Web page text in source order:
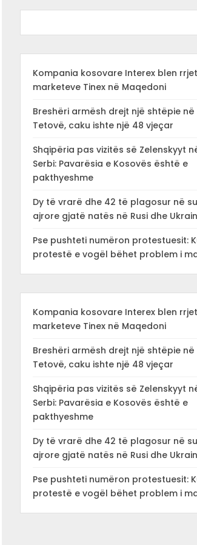
Kompania kosovare Interex blen
marketeve Tinex në Maqedoni
Breshëri armësh drejt një shtëpie në
Tetovë, caku ishte një 48 vjeçar
Shqipëria pas vizitës së Zelenskyyt
Serbi: Pavarësia e Kosovës është e
pakthyeshme
Dy të vrarë dhe 42 të plagosur në
ajrore gjatë natës në Rusi dhe
Pse pushteti numëron protestuesit:
protestë e vogël bëhet problem i
Kompania kosovare Interex blen
marketeve Tinex në Maqedoni
Breshëri armësh drejt një shtëpie në
Tetovë, caku ishte një 48 vjeçar
Shqipëria pas vizitës së Zelenskyyt
Serbi: Pavarësia e Kosovës është e
pakthyeshme
Dy të vrarë dhe 42 të plagosur në
ajrore gjatë natës në Rusi dhe
Pse pushteti numëron protestuesit:
protestë e vogël bëhet problem i